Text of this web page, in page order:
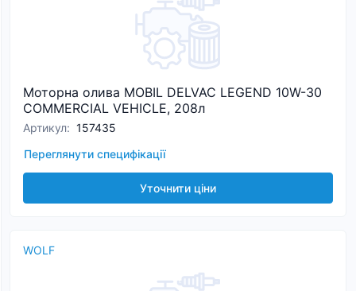
Моторна олива MOBIL DELVAC LEGEND 10W-30
COMMERCIAL VEHICLE, 208л
Артикул: 157435
Переглянути специфікації
Уточнити ціни
WOLF